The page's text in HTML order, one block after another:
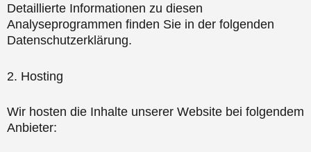
Detaillierte Informationen zu diesen
Analyseprogrammen finden Sie in der folgenden
Datenschutzerklärung.
2. Hosting
Wir hosten die Inhalte unserer Website bei folgendem
Anbieter: